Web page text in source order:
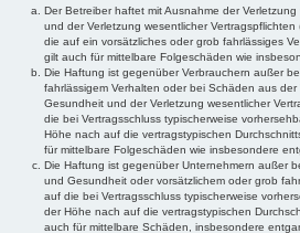
Der Betreiber haftet mit Ausnahme der
und der Verletzung wesentlicher
die auf ein vorsätzliches oder grob fahrlässiges
gilt auch für mittelbare Folgeschäden wie
Die Haftung ist gegenüber Verbrauchern außer
fahrlässigem Verhalten oder bei Schäden aus
Gesundheit und der Verletzung wesentlicher
die bei Vertragsschluss typischerweise
Höhe nach auf die vertragstypischen
für mittelbare Folgeschäden wie insbesondere
Die Haftung ist gegenüber Unternehmern außer
und Gesundheit oder vorsätzlichem oder grob
auf die bei Vertragsschluss typischerweise
der Höhe nach auf die vertragstypischen
auch für mittelbare Schäden, insbesondere